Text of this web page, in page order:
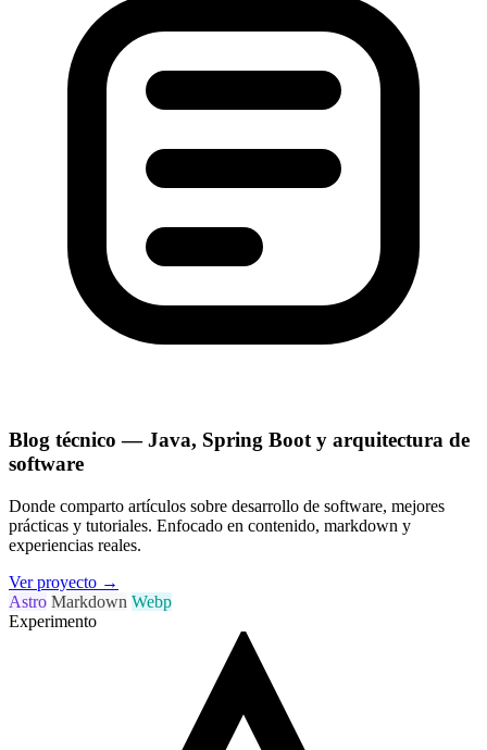
Blog técnico — Java, Spring Boot y arquitectura de
software
Donde comparto artículos sobre desarrollo de software, mejores
prácticas y tutoriales. Enfocado en contenido, markdown y
experiencias reales.
Ver proyecto →
Astro Markdown Webp
Experimento